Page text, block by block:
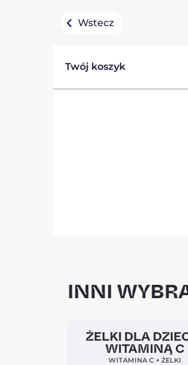
Wstecz
Twój koszyk
INNI
Clean Label
ŻELKI DLA
WITAMINĄ C
WITAMINA C + ŻELKI